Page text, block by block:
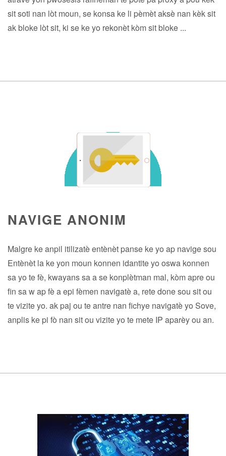
sit soti nan lòt moun, se konsa ke li pèmèt aksè nan kèk sit
ak bloke lòt sit, ki se ke yo rekonèt kòm sit bloke ...
NAVIGE ANONIM
Malgre ke anpil itilizatè entènèt panse ke yo ap navige sou
Entènèt la ke yon moun konnen idantite yo oswa konnen
sa yo te fè, kwayans sa a se konplètman mal, kòm apre ou
fin sa w ap fè a epi fèmen navigatè a, rete done sou sit ou
te vizite yo. ak paj ou te antre nan fichye navigatè yo Sove,
anplis ke pi fò nan sit ou vizite yo te mete IP aparèy ou an.